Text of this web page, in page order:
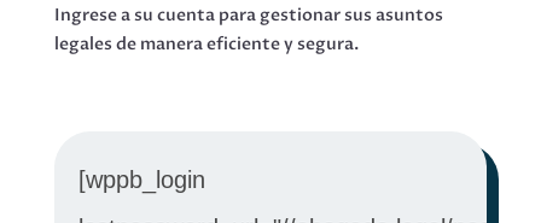
Ingrese a su cuenta para gestionar sus asuntos
legales de manera eficiente y segura.
[wppb_login